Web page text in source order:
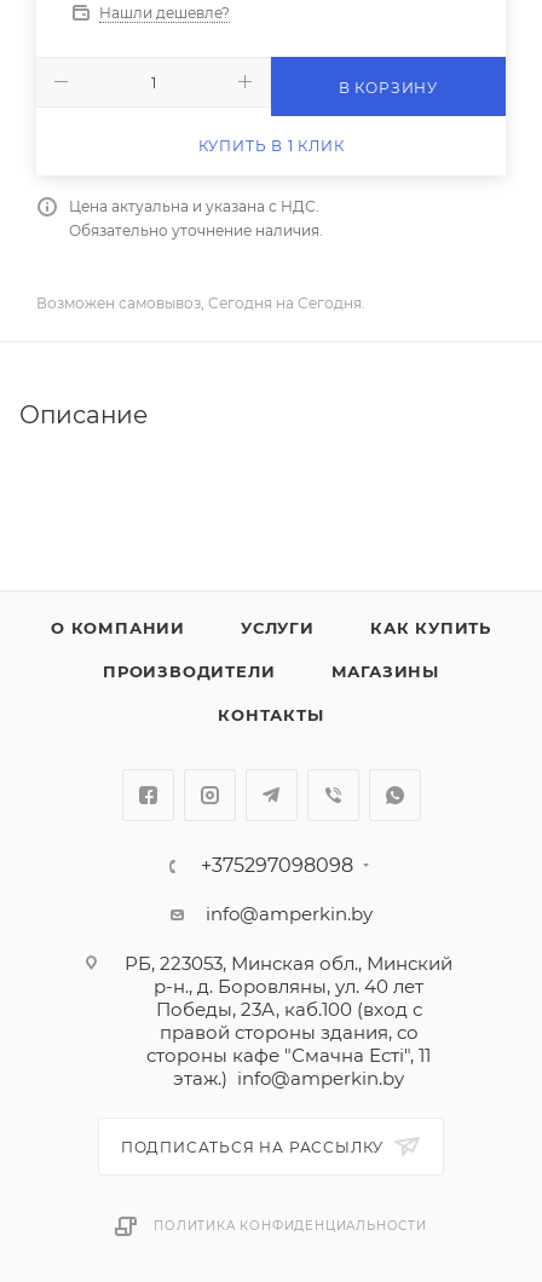
Нашли дешевле?
В КОРЗИНУ
КУПИТЬ В 1 КЛИК
Цена актуальна и указана с НДС.
Обязательно уточнение наличия.
Возможен самовывоз, Сегодня на Сегодня.
Описание
О КОМПАНИИ УСЛУГИ КАК КУПИТЬ
ПРОИЗВОДИТЕЛИ МАГАЗИНЫ
КОНТАКТЫ
+375297098098
info@amperkin.by
РБ, 223053, Минская обл., Минский
р-н., д. Боровляны, ул. 40 лет
Победы, 23А, каб.100 (вход с
правой стороны здания, со
стороны кафе "Смачна Естi", 11
этаж.) info@amperkin.by
ПОДПИСАТЬСЯ НА РАССЫЛКУ
ПОЛИТИКА КОНФИДЕНЦИАЛЬНОСТИ